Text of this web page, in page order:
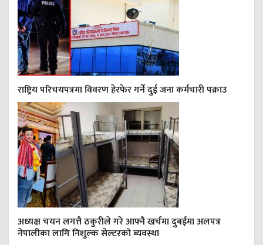
राष्ट्रिय परिचयपत्रमा विवरण हेरफेर गर्ने दुई जना कर्मचारी पक्राउ
अध्यक्ष चयन लगत्तै ठकुरीले गरे आफ्नै खर्चमा दुबईमा अलपत्र
नेपालीका लागि निशुल्क सेल्टरको ब्यवस्था